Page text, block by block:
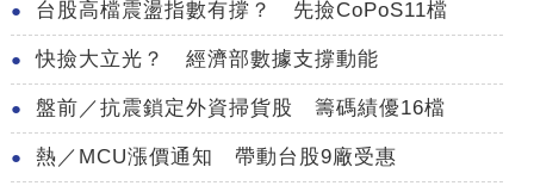
台股高檔震盪指數有撐？ 先撿CoPoS11檔
快撿大立光？ 經濟部數據支撐動能
盤前／抗震鎖定外資掃貨股 籌碼績優16檔
熱／MCU漲價通知 帶動台股9廠受惠